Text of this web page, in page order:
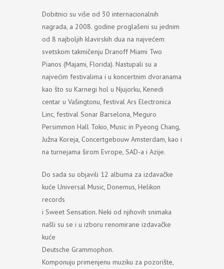
Dobitnici su više od 30 internacionalnih
nagrada, a 2008. godine proglašeni su jednim
od 8 najboljih klavirskih dua na najvećem
svetskom takmičenju Dranoff Miami Two
Pianos (Majami, Florida). Nastupali su a
najvećim festivalima i u koncertnim dvoranama
kao što su Karnegi hol u Njujorku, Kenedi
centar u Vašingtonu, festival Ars Electronica
Linc, festival Sonar Barselona, Meguro
Persimmon Hall Tokio, Music in Pyeong Chang,
Južna Koreja, Concertgebouw Amsterdam, kao i
na turnejama širom Evrope, SAD-a i Azije.
Do sada su objavili 12 albuma za izdavačke
kuće Universal Music, Donemus, Helikon
records
i Sweet Sensation. Neki od njihovih snimaka
našli su se i u izboru renomirane izdavačke
kuće
Deutsche Grammophon.
Komponuju primenjenu muziku za pozorište,